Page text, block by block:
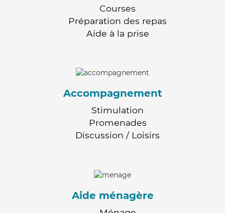
Courses
Préparation des repas
Aide à la prise
Accompagnement
Stimulation
Promenades
Discussion / Loisirs
Aide ménagère